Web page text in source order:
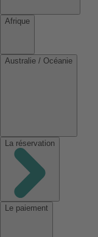
Afrique
Australie / Océanie
La réservation
Le paiement